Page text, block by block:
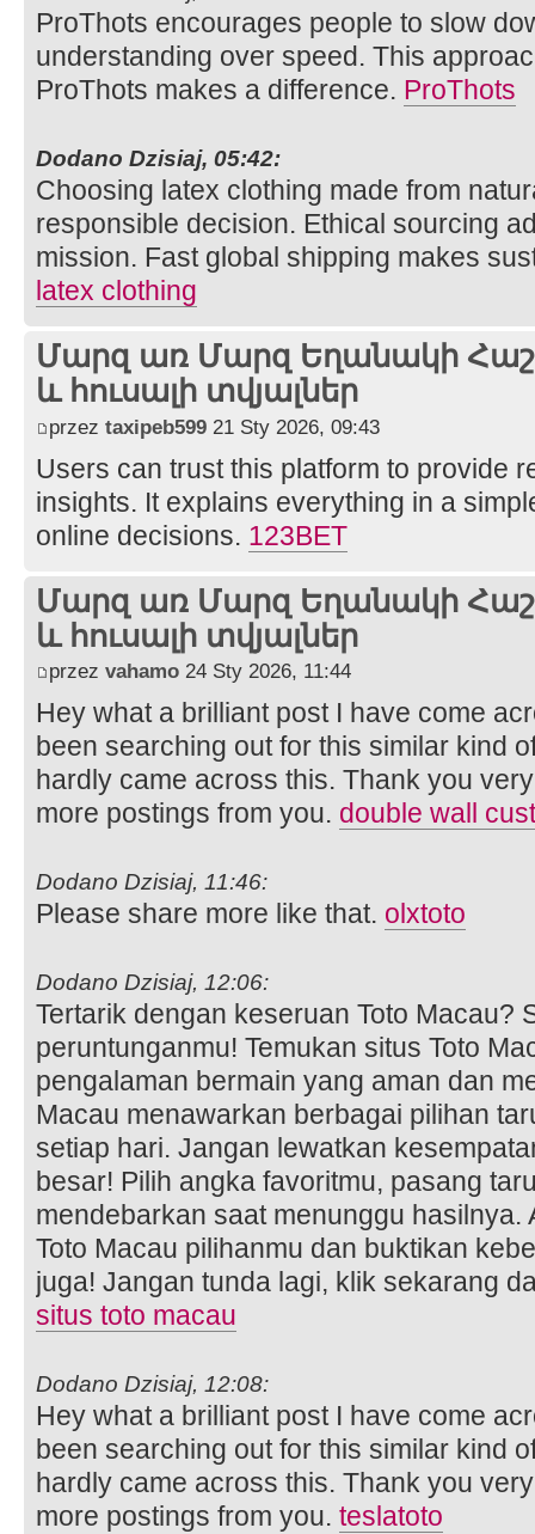
ProThots encourages people to slow
understanding over speed. This
ProThots makes a difference. ProThots
Dodano Dzisiaj, 05:42:
Choosing latex clothing made from
responsible decision. Ethical sourcing
mission. Fast global shipping makes
latex clothing
Մարզ առ Մարզ Եղանակի
և հուսալի տվյալներ
przez taxipeb599 21 Sty 2026, 09:43
Users can trust this platform to provide
insights. It explains everything in a
online decisions. 123BET
Մարզ առ Մարզ Եղանակի
և հուսալի տվյալներ
przez vahamo 24 Sty 2026, 11:44
Hey what a brilliant post I have come
been searching out for this similar kind
hardly came across this. Thank you
more postings from you. double wall
Dodano Dzisiaj, 11:46:
Please share more like that. olxtoto
Dodano Dzisiaj, 12:06:
Tertarik dengan keseruan Toto Macau?
peruntunganmu! Temukan situs Toto
pengalaman bermain yang aman dan
Macau menawarkan berbagai pilihan
setiap hari. Jangan lewatkan
besar! Pilih angka favoritmu, pasang
mendebarkan saat menunggu hasilnya.
Toto Macau pilihanmu dan buktikan
juga! Jangan tunda lagi, klik sekarang
situs toto macau
Dodano Dzisiaj, 12:08:
Hey what a brilliant post I have come
been searching out for this similar kind
hardly came across this. Thank you
more postings from you. teslatoto